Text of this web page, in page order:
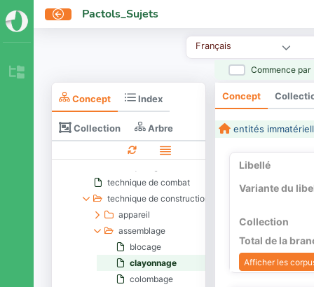
Pactols_Sujets
Français
Commence par
Concept Index
Collection Arbre
conservation-restauration
diffusion des connaissances
localisation
martelage (destruction)
procédure
processus créatif
technique de combat
technique de construction
appareil
assemblage
blocage
clayonnage
colombage
Concept
entités
Libellé
Variante du
Collection
Total de la
Afficher les